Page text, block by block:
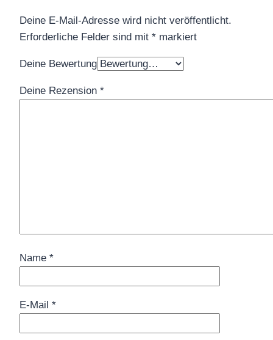
Deine E-Mail-Adresse wird nicht veröffentlicht.
Erforderliche Felder sind mit * markiert
Deine Bewertung
Deine Rezension *
Name *
E-Mail *